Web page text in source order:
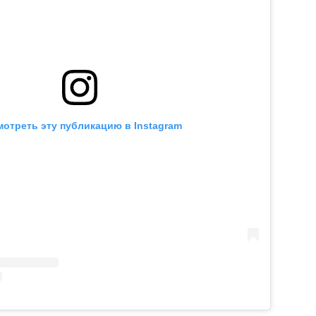
эту публикацию в Instagram